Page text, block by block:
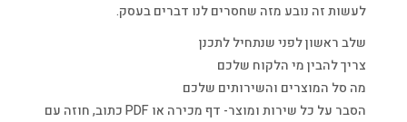
לעשות זה נובע מזה שחסרים לנו דברים בעסק.
שלב ראשון לפני שנתחיל לתכנן
צריך להבין מי הלקוח שלכם
מה סל המוצרים והשירותים שלכם
הסבר על כל שירות ומוצר- דף מכירה או PDF כתוב, חוזה עם